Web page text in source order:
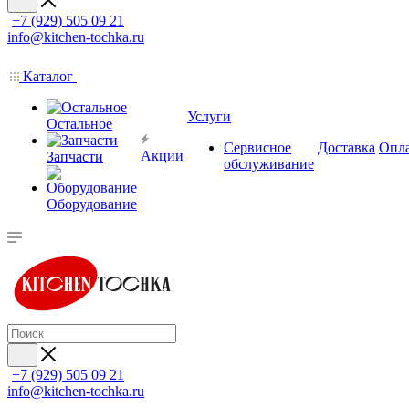
+7 (929) 505 09 21
info@kitchen-tochka.ru
Каталог
Остальное
Запчасти
Оборудование
Акции
Услуги
Сервисное
обслуживание
Доставка
+7 (929) 505 09 21
info@kitchen-tochka.ru